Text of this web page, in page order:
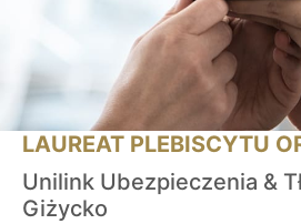
LAUREAT PLEBISCYTU
Unilink Ubezpieczenia &
Giżycko